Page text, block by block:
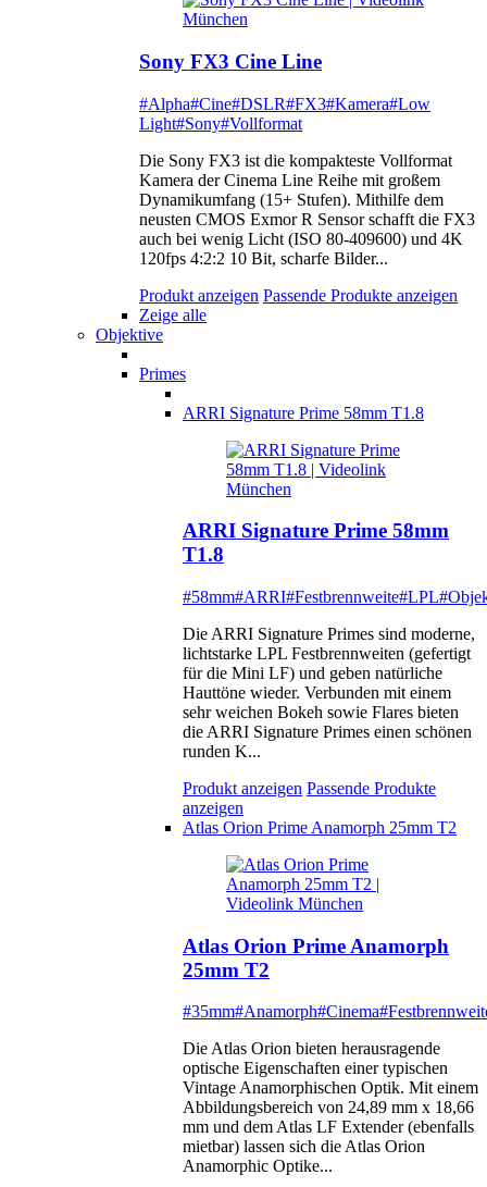
Sony FX3 Cine Line
#Alpha#Cine#DSLR#FX3#Kamera#Low
Light#Sony#Vollformat
Die Sony FX3 ist die kompakteste Vollformat
Kamera der Cinema Line Reihe mit großem
Dynamikumfang (15+ Stufen). Mithilfe dem
neusten CMOS Exmor R Sensor schafft die FX3
auch bei wenig Licht (ISO 80-409600) und 4K
120fps 4:2:2 10 Bit, scharfe Bilder...
Produkt anzeigen Passende Produkte anzeigen
Zeige alle
Objektive
Primes
ARRI Signature Prime 58mm T1.8
ARRI Signature Prime 58mm
T1.8
#58mm#ARRI#Festbrennweite#LPL
Die ARRI Signature Primes sind moderne,
lichtstarke LPL Festbrennweiten (gefertigt
für die Mini LF) und geben natürliche
Hauttöne wieder. Verbunden mit einem
sehr weichen Bokeh sowie Flares bieten
die ARRI Signature Primes einen schönen
runden K...
Produkt anzeigen Passende Produkte
anzeigen
Atlas Orion Prime Anamorph 25mm T2
Atlas Orion Prime Anamorph
25mm T2
#35mm#Anamorph#Cinema
Die Atlas Orion bieten herausragende
optische Eigenschaften einer typischen
Vintage Anamorphischen Optik. Mit einem
Abbildungsbereich von 24,89 mm x 18,66
mm und dem Atlas LF Extender (ebenfalls
mietbar) lassen sich die Atlas Orion
Anamorphic Optike...